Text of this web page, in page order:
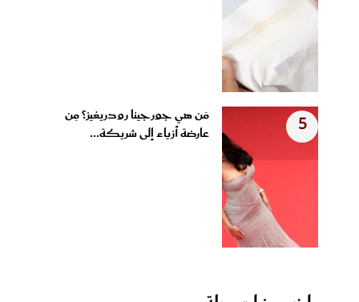
5
مَن هي جورجينا رودريغيز؟ مِن
عارضة أزياء إلى شريكة...